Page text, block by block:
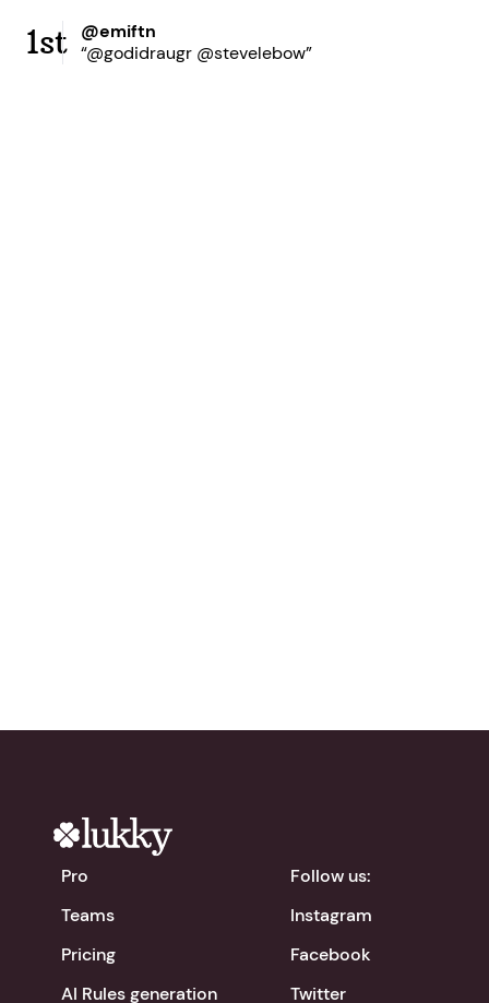
1st
@emiftn
“@godidraugr @stevelebow”
Pro
Teams
Pricing
AI Rules generation
Follow us:
Instagram
Facebook
Twitter